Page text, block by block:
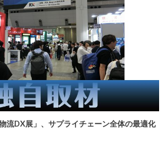
流DX展」、サプライチェーン全体の最適化